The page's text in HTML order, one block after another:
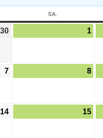
SA.
30 1
7 8
14 15